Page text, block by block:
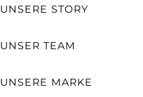
UNSERE STORY
UNSER TEAM
UNSERE MARKE